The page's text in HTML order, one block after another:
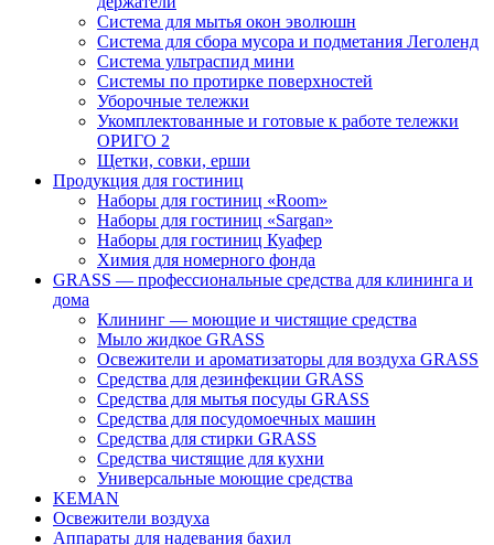
Система для мытья окон эволюшн
Система для сбора мусора и подметания Леголенд
Система ультраспид мини
Системы по протирке поверхностей
Уборочные тележки
Укомплектованные и готовые к работе тележки
ОРИГО 2
Щетки, совки, ерши
Продукция для гостиниц
Наборы для гостиниц «Room»
Наборы для гостиниц «Sargan»
Наборы для гостиниц Куафер
Химия для номерного фонда
GRASS — профессиональные средства для клининга и
дома
Клининг — моющие и чистящие средства
Мыло жидкое GRASS
Освежители и ароматизаторы для воздуха GRASS
Средства для дезинфекции GRASS
Средства для мытья посуды GRASS
Средства для посудомоечных машин
Средства для стирки GRASS
Средства чистящие для кухни
Универсальные моющие средства
KEMAN
Освежители воздуха
Аппараты для надевания бахил